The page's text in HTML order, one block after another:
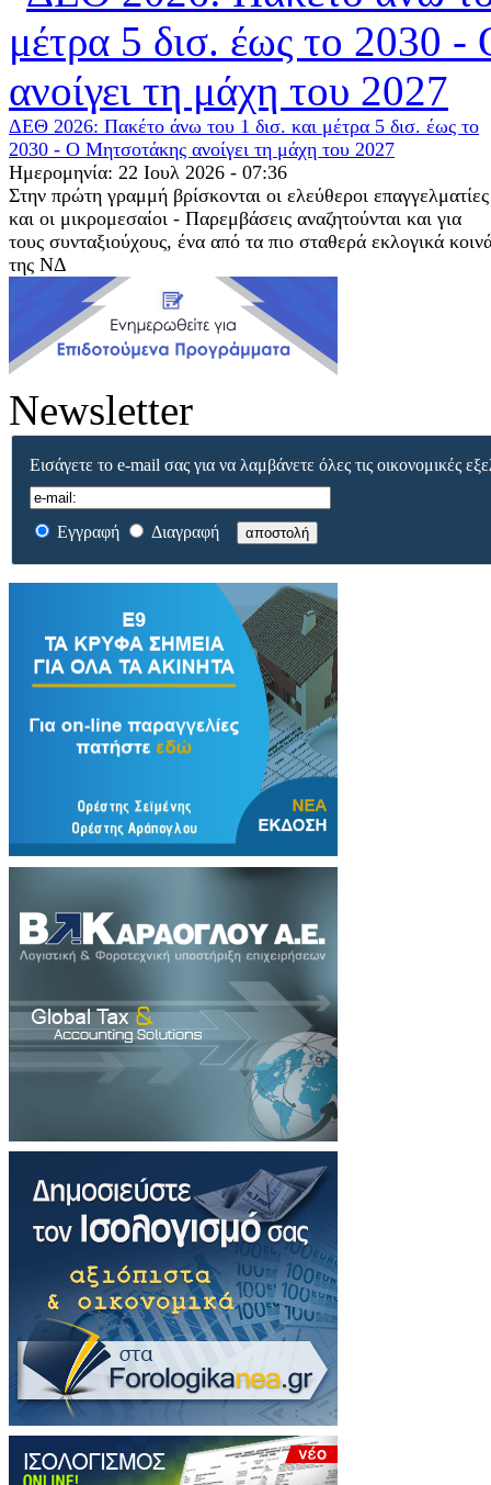
ΔΕΘ 2026: Πακέτο άνω του 1 δισ. και μέτρα 5 δισ. έως το
2030 - Ο Μητσοτάκης ανοίγει τη μάχη του 2027
Ημερομηνία: 22 Ιουλ 2026 - 07:36
Στην πρώτη γραμμή βρίσκονται οι ελεύθεροι επαγγελματίες
και οι μικρομεσαίοι - Παρεμβάσεις αναζητούνται και για
τους συνταξιούχους, ένα από τα πιο σταθερά εκλογικά
της ΝΔ
Newsletter
Εισάγετε το e-mail σας για να λαμβάνετε όλες τις οικονομικές
Εγγραφή Διαγραφή αποστολή